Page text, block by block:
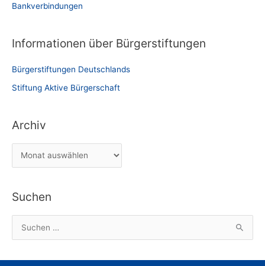
Bankverbindungen
Informationen über Bürgerstiftungen
Bürgerstiftungen Deutschlands
Stiftung Aktive Bürgerschaft
Archiv
r
h
i
Suchen
u